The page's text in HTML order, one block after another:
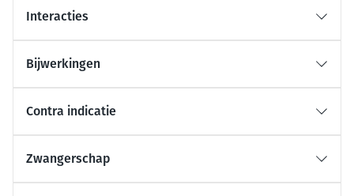
Interacties
Bijwerkingen
Contra indicatie
Zwangerschap